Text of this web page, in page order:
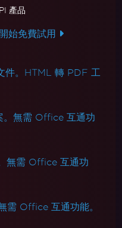
產品
始免費試用
件。HTML 轉 PDF 工
無需 Office 互通功
無需 Office 互通功
需 Office 互通功能。